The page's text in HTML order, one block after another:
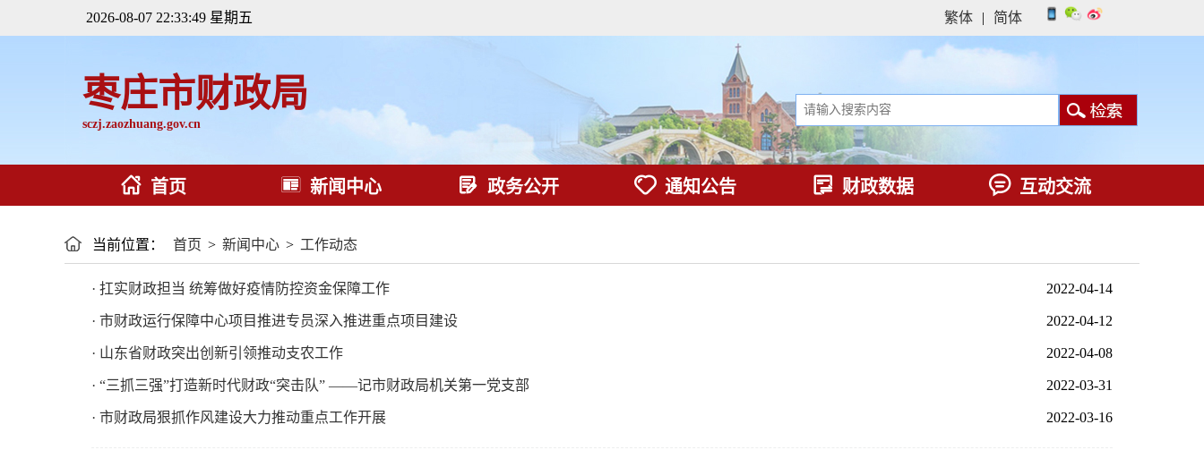
2026-08-07 22:33:49 星期五 繁体 | 简体
枣庄市财政局
sczj.zaozhuang.gov.cn
首页 新闻中心 政务公开 通知公告 财政数据 互动交流
当前位置： 首页 > 新闻中心 > 工作动态
· 扛实财政担当 统筹做好疫情防控资金保障工作 2022-04-14
· 市财政运行保障中心项目推进专员深入推进重点项目建设 2022-04-12
· 山东省财政突出创新引领推动支农工作 2022-04-08
· “三抓三强”打造新时代财政“突击队” ——记市财政局机关第一党支部 2022-03-31
· 市财政局狠抓作风建设大力推动重点工作开展 2022-03-16